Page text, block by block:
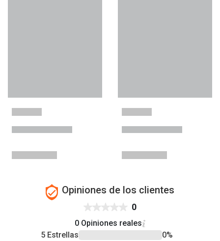
Opiniones de los clientes
0
0 Opiniones reales
5 Estrellas
0%